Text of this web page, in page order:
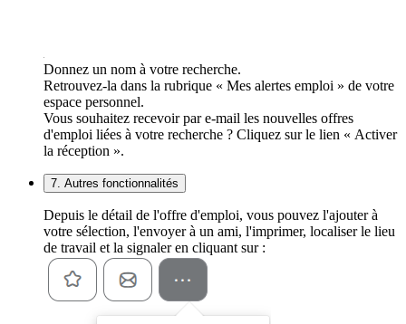
Donnez un nom à votre recherche.
Retrouvez-la dans la rubrique « Mes alertes emploi » de votre
espace personnel.
Vous souhaitez recevoir par e-mail les nouvelles offres
d'emploi liées à votre recherche ? Cliquez sur le lien « Activer
la réception ».
7. Autres fonctionnalités
Depuis le détail de l'offre d'emploi, vous pouvez l'ajouter à
votre sélection, l'envoyer à un ami, l'imprimer, localiser le lieu
de travail et la signaler en cliquant sur :